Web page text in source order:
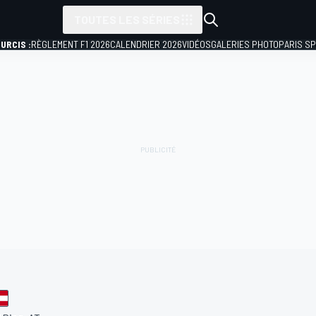
:RÈGLEMENT F1 2026CALENDRIER 2026VIDÉOSGALERIES PHOTOPARIS